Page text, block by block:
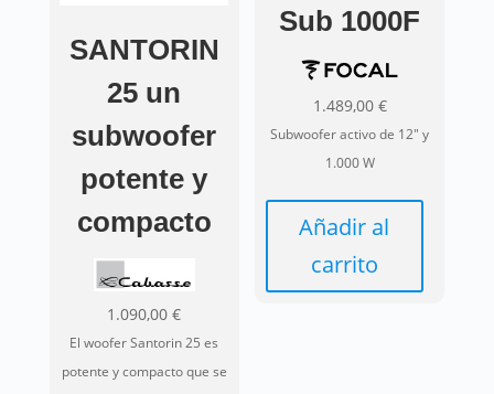
elegir
la
página
producto
elegir
la
página
de
producto
SANTORIN
25 un
subwoofer
potente y
compacto
1.090,00€
El woofer Santorin 25 es
potente y compacto que se
Sub 1000F
1.489,00 €
Subwoofer activo de 12" y
1.000 W
Añadir al
carrito